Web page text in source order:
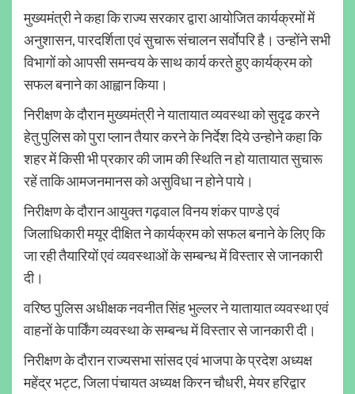
मुख्यमंत्री ने कहा कि राज्य सरकार द्वारा आयोजित कार्यक्रमों में
अनुशासन, पारदर्शिता एवं सुचारू संचालन सर्वाेपरि है। उन्होंने सभी
विभागों को आपसी समन्वय के साथ कार्य करते हुए कार्यक्रम को
सफल बनाने का आह्वान किया।
निरीक्षण के दौरान मुख्यमंत्री ने यातायात व्यवस्था को सुदृढ करने
हेतु पुलिस को पुरा प्लान तैयार करने के निर्देश दिये उन्होने कहा कि
शहर में किसी भी प्रकार की जाम की स्थिति न हो यातायात सुचारू
रहें ताकि आमजनमानस को असुविधा न होने पाये।
निरीक्षण के दौरान आयुक्त गढ़वाल विनय शंकर पाण्डे एवं
जिलाधिकारी मयूर दीक्षित ने कार्यक्रम को सफल बनाने के लिए कि
जा रही तैयारियों एवं व्यवस्थाओं के सम्बन्ध में विस्तार से जानकारी
दी।
वरिष्ठ पुलिस अधीक्षक नवनीत सिंह भुल्लर ने यातायात व्यवस्था एवं
वाहनों के पार्किंग व्यवस्था के सम्बन्ध में विस्तार से जानकारी दी।
निरीक्षण के दौरान राज्यसभा सांसद एवं भाजपा के प्रदेश अध्यक्ष
महेंद्र भट्ट, जिला पंचायत अध्यक्ष किरन चौधरी, मेयर हरिद्वार